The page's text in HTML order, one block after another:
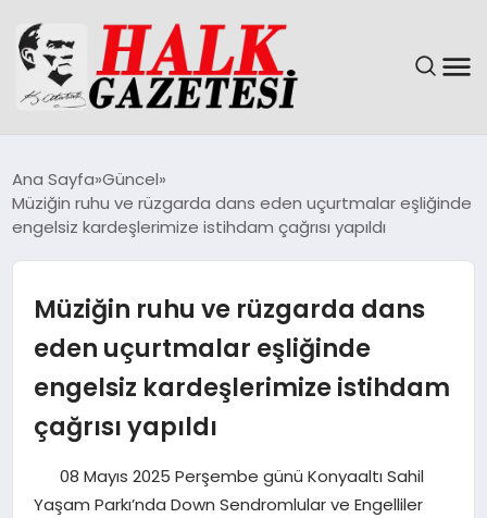
DÜNYA
EKONOMI
MAGAZIN
SAĞLIK
SIYASET
Ana Sayfa Güncel
Müziğin ruhu ve rüzgarda dans eden uçurtmalar eşliğinde
engelsiz kardeşlerimize istihdam çağrısı yapıldı
Müziğin ruhu ve rüzgarda dans
eden uçurtmalar eşliğinde
engelsiz kardeşlerimize istihdam
çağrısı yapıldı
08 Mayıs 2025 Perşembe günü Konyaaltı Sahil
Yaşam Parkı’nda Down Sendromlular ve Engelliler